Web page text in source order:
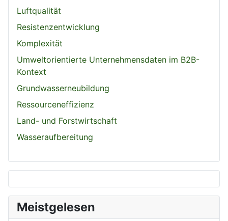
Luftqualität
Resistenzentwicklung
Komplexität
Umweltorientierte Unternehmensdaten im B2B-
Kontext
Grundwasserneubildung
Ressourceneffizienz
Land- und Forstwirtschaft
Wasseraufbereitung
Meistgelesen